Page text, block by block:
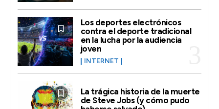
Los deportes electrónicos
contra el deporte tradicional
en la lucha por la audiencia
joven
INTERNET
La trágica historia de la muerte
de Steve Jobs (y cómo pudo